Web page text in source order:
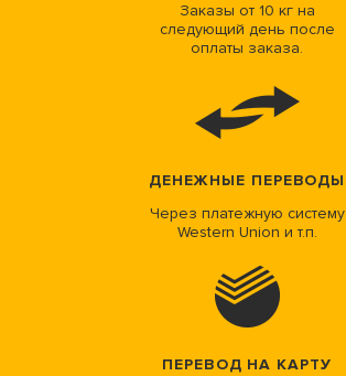
Заказы от 10 кг на
следующий день после
оплаты заказа.
ДЕНЕЖНЫЕ ПЕРЕВОДЫ
Через платежную систему
Western Union и т.п.
ПЕРЕВОД НА КАРТУ